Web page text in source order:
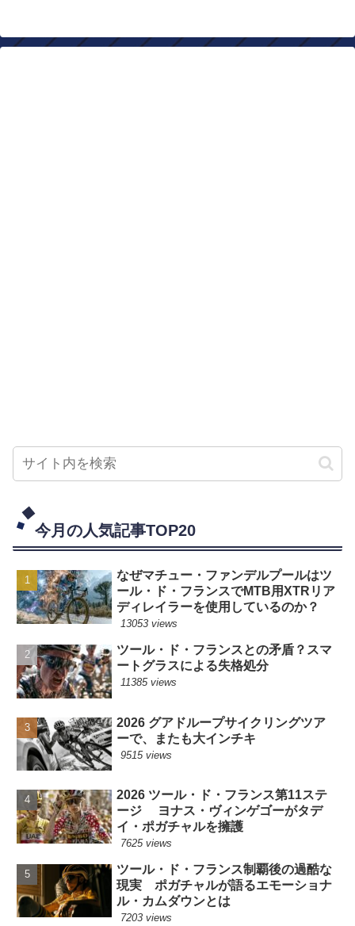
今月の人気記事TOP20
なぜマチュー・ファンデルプールはツ
ール・ド・フランスでMTB用XTRリア
ディレイラーを使用しているのか？
13053 views
ツール・ド・フランスとの矛盾？スマ
ートグラスによる失格処分
11385 views
2026 グアドループサイクリングツア
ーで、またも大インチキ
9515 views
2026 ツール・ド・フランス第11ステ
ージ ヨナス・ヴィンゲゴーがタデ
イ・ポガチャルを擁護
7625 views
ツール・ド・フランス制覇後の過酷な
現実 ポガチャルが語るエモーショナ
ル・カムダウンとは
7203 views